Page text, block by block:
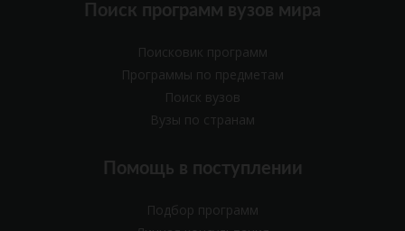
Поиск программ вузов мира
Поисковик программ
Программы по предметам
Поиск вузов
Вузы по странам
Помощь в поступлении
Подбор программ